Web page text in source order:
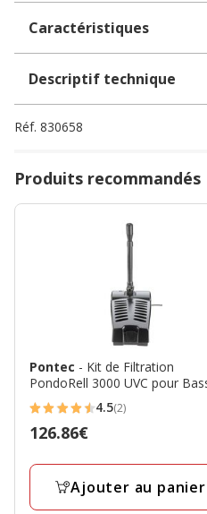
Caractéristiques
Descriptif technique
Réf. 830658
Produits recommandés
Pontec - Kit de Filtration
PondoRell 3000 UVC pour
4.5
étoiles
avec
avis
4.5(2)
Prix
126.86€
Ajouter au panier